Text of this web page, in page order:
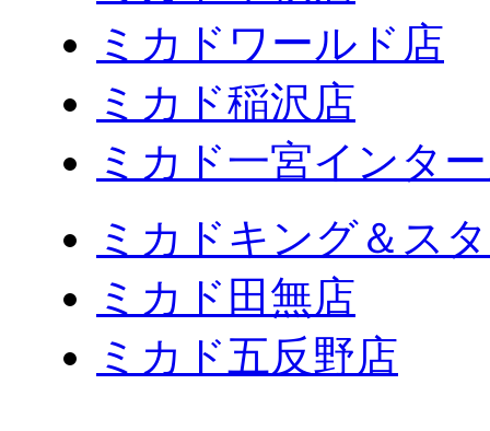
ミカドワールド店
ミカド稲沢店
ミカド一宮インタ
ミカドキング＆ス
ミカド田無店
ミカド五反野店